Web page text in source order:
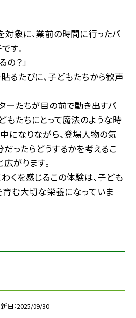
対象に、業前の時間に行ったパ
す。
の？」
るたびに、子どもたちから歓声
ーたちが目の前で動き出すパ
もたちにとって魔法のような時
になりながら、登場人物の気
だったらどうするかを考えるこ
がります。
わくを感じるこの体験は、子ども
む大切な栄養になっていま
日 2025/09/30